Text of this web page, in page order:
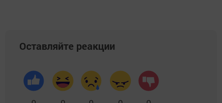
Оставляйте реакции